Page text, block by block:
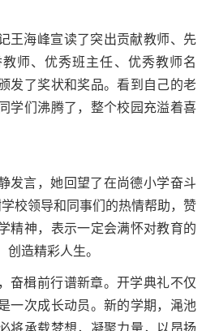
王海峰宣读了突出贡献教师、先
师、优秀班主任、优秀教师名
发了奖状和奖品。看到自己的老
学们沸腾了，整个校园充溢着喜
发言，她回望了在尚德小学奋斗
校领导和同事们的热情帮助，赞
精神，表示一定会满怀对教育的
造精彩人生。
奋楫前行谱新章。开学典礼不仅
一次成长动员。新的学期，渑池
将承载梦想，凝聚力量，以昂扬